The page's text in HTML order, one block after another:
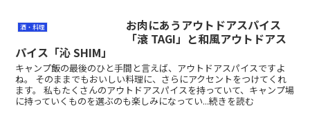
酒・料理
お肉にあうアウトドアスパイス
「滾 TAGI」と和風アウトドアス
パイス「沁 SHIM」
キャンプ飯の最後のひと手間と言えば、アウトドアスパイスですよ
ね。 そのままでもおいしい料理に、さらにアクセントをつけてくれ
ます。 私もたくさんのアウトドアスパイスを持っていて、キャンプ場
に持っていくものを選ぶのも楽しみになってい...続きを読む